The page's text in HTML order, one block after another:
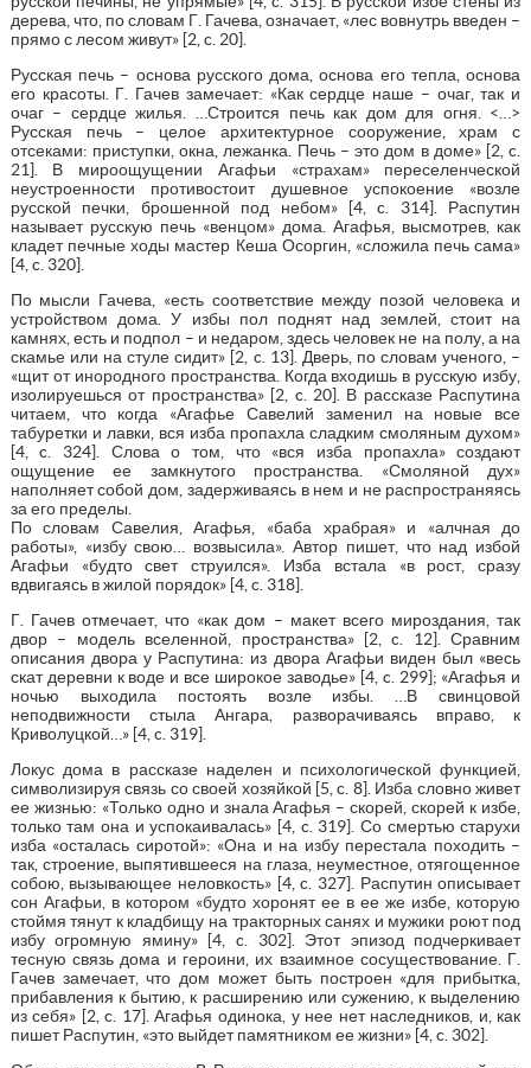
дерева, что, по словам Г. Гачева, означает, «лес вовнутрь введен –
прямо с лесом живут» [2, c. 20].
Русская печь – основа русского дома, основа его тепла, основа
его красоты. Г. Гачев замечает: «Как сердце наше – очаг, так и
очаг – сердце жилья. …Строится печь как дом для огня. <…>
Русская печь – целое архитектурное сооружение, храм с
отсеками: приступки, окна, лежанка. Печь – это дом в доме» [2, c.
21]. В мироощущении Агафьи «страхам» переселенческой
неустроенности противостоит душевное успокоение «возле
русской печки, брошенной под небом» [4, c. 314]. Распутин
называет русскую печь «венцом» дома. Агафья, высмотрев, как
кладет печные ходы мастер Кеша Осоргин, «сложила печь сама»
[4, c. 320].
По мысли Гачева, «есть соответствие между позой человека и
устройством дома. У избы пол поднят над землей, стоит на
камнях, есть и подпол – и недаром, здесь человек не на полу, а на
скамье или на стуле сидит» [2, c. 13]. Дверь, по словам ученого, –
«щит от инородного пространства. Когда входишь в русскую избу,
изолируешься от пространства» [2, c. 20]. В рассказе Распутина
читаем, что когда «Агафье Савелий заменил на новые все
табуретки и лавки, вся изба пропахла сладким смоляным духом»
[4, c. 324]. Слова о том, что «вся изба пропахла» создают
ощущение ее замкнутого пространства. «Смоляной дух»
наполняет собой дом, задерживаясь в нем и не распространяясь
за его пределы.
По словам Савелия, Агафья, «баба храбрая» и «алчная до
работы», «избу свою… возвысила». Автор пишет, что над избой
Агафьи «будто свет струился». Изба встала «в рост, сразу
вдвигаясь в жилой порядок» [4, c. 318].
Г. Гачев отмечает, что «как дом – макет всего мироздания, так
двор – модель вселенной, пространства» [2, c. 12]. Сравним
описания двора у Распутина: из двора Агафьи виден был «весь
скат деревни к воде и все широкое заводье» [4, c. 299]; «Агафья и
ночью выходила постоять возле избы. …В свинцовой
неподвижности стыла Ангара, разворачиваясь вправо, к
Криволуцкой…» [4, c. 319].
Локус дома в рассказе наделен и психологической функцией,
символизируя связь со своей хозяйкой [5, c. 8]. Изба словно живет
ее жизнью: «Только одно и знала Агафья – скорей, скорей к избе,
только там она и успокаивалась» [4, c. 319]. Со смертью старухи
изба «осталась сиротой»: «Она и на избу перестала походить –
так, строение, выпятившееся на глаза, неуместное, отягощенное
собою, вызывающее неловкость» [4, c. 327]. Распутин описывает
сон Агафьи, в котором «будто хоронят ее в ее же избе, которую
стоймя тянут к кладбищу на тракторных санях и мужики роют под
избу огромную ямину» [4, c. 302]. Этот эпизод подчеркивает
тесную связь дома и героини, их взаимное сосуществование. Г.
Гачев замечает, что дом может быть построен «для прибытка,
прибавления к бытию, к расширению или сужению, к выделению
из себя» [2, c. 17]. Агафья одинока, у нее нет наследников, и, как
пишет Распутин, «это выйдет памятником ее жизни» [4, c. 302].